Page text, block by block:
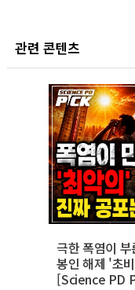
관련 콘텐츠
극한 폭염이
봉인 해제 '초
[Science PD